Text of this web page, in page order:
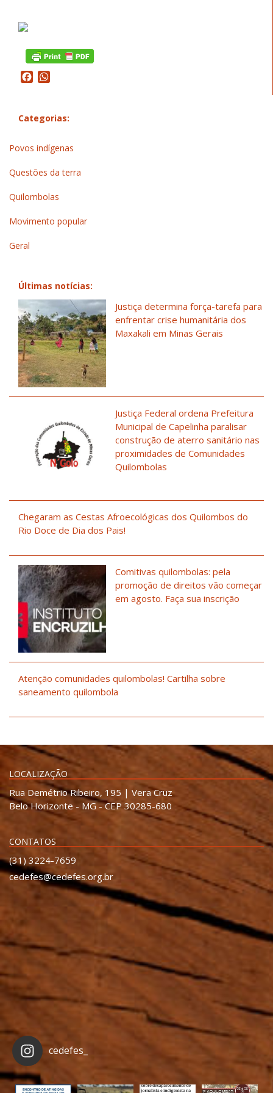
Facebook
Categorias:
Povos indígenas
Questões da terra
Quilombolas
Movimento popular
Geral
Últimas notícias:
Justiça determina força-tarefa para
enfrentar crise humanitária dos
Maxakali em Minas Gerais
Justiça Federal ordena Prefeitura
Municipal de Capelinha paralisar
construção de aterro sanitário nas
proximidades de Comunidades
Quilombolas
Chegaram as Cestas Afroecológicas dos Quilombos do
Rio Doce de Dia dos Pais!
Comitivas quilombolas: pela
promoção de direitos vão começar
em agosto. Faça sua inscrição
Atenção comunidades quilombolas! Cartilha sobre
saneamento quilombola
LOCALIZAÇÃO
Rua Demétrio Ribeiro, 195 | Vera Cruz
Belo Horizonte - MG - CEP 30285-680
CONTATOS
(31) 3224-7659
cedefes@cedefes.org.br
cedefes_